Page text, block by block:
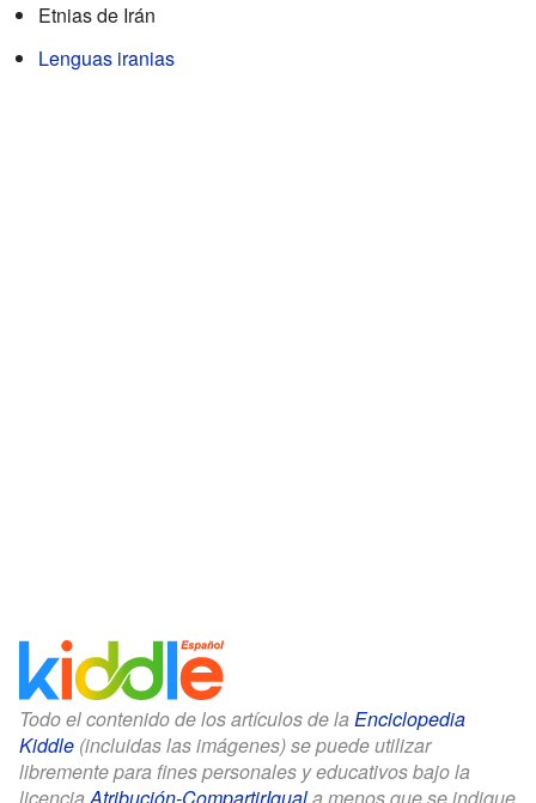
Etnias de Irán
Lenguas iranias
Todo el contenido de los artículos de la Enciclopedia
Kiddle (incluidas las imágenes) se puede utilizar
libremente para fines personales y educativos bajo la